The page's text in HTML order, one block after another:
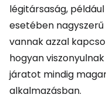
légitársaság, például
esetében
vannak azzal
hogyan
járatot mindig
alkalmazásban.